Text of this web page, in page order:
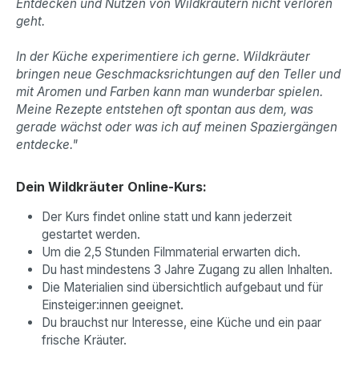
Entdecken und Nutzen von Wildkräutern nicht verloren
geht.
In der Küche experimentiere ich gerne. Wildkräuter
bringen neue Geschmacksrichtungen auf den Teller und
mit Aromen und Farben kann man wunderbar spielen.
Meine Rezepte entstehen oft spontan aus dem, was
gerade wächst oder was ich auf meinen Spaziergängen
entdecke."
Dein Wildkräuter Online-Kurs:
Der Kurs findet online statt und kann jederzeit
gestartet werden.
Um die 2,5 Stunden Filmmaterial erwarten dich.
Du hast mindestens 3 Jahre Zugang zu allen Inhalten.
Die Materialien sind übersichtlich aufgebaut und für
Einsteiger:innen geeignet.
Du brauchst nur Interesse, eine Küche und ein paar
frische Kräuter.